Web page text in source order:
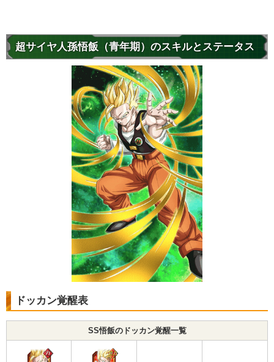
超サイヤ人孫悟飯（青年期）のスキルとステータス
ドッカン覚醒表
SS悟飯のドッカン覚醒一覧